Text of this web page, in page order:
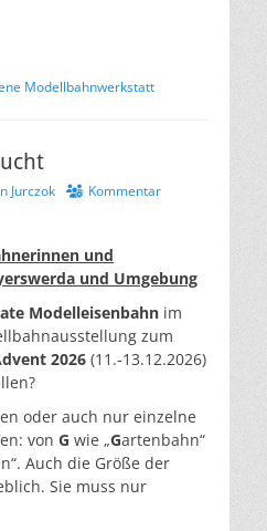
Modellbahnwerkstatt
Jurczok
Kommentar
und
und Umgebung
Modelleisenbahn im
zum
2026 (11.-13.12.2026)
oder auch nur einzelne
von G wie „Gartenbahn“
Auch die Größe der
Sie muss nur